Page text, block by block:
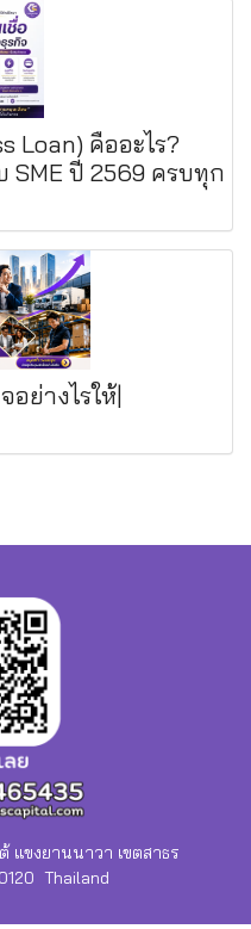
Loan) คืออะไร?
SME ปี 2569 ครบทุก
อย่างไรให้|
แขงยานนาวา เขตสาธร
Thailand